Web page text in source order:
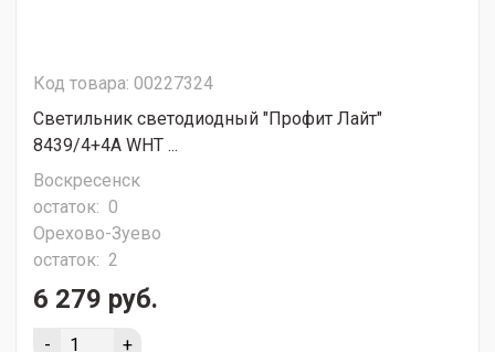
Код товара: 00227324
Светильник светодиодный "Профит Лайт"
8439/4+4A WHT ...
Воскресенск
остаток: 0
Орехово-Зуево
остаток: 2
6 279 руб.
- +